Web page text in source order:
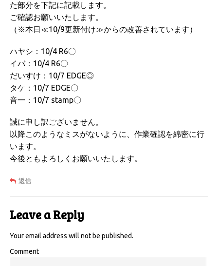
た部分を下記に記載します。
ご確認お願いいたします。
（※本日≪10/9更新付け≫からの改善されています）
ハヤシ：10/4 R6〇
イバ：10/4 R6〇
だいすけ：10/7 EDGE◎
タケ：10/7 EDGE〇
音一：10/7 stamp〇
誠に申し訳ございません。
以降このようなミスがないように、作業確認を綿密に行
います。
今後ともよろしくお願いいたします。
返信
Leave a Reply
Your email address will not be published.
Comment